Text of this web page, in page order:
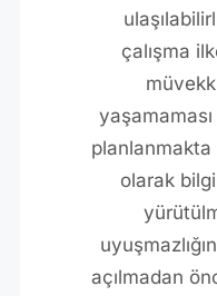
çalışma
olarak
açılmadan